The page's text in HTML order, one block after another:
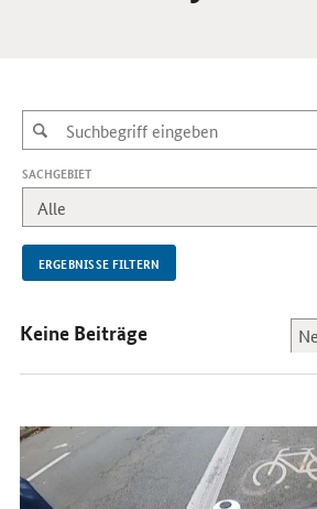
SACHGEBIET
ERGEBNISSE FILTERN
Keine Beiträge